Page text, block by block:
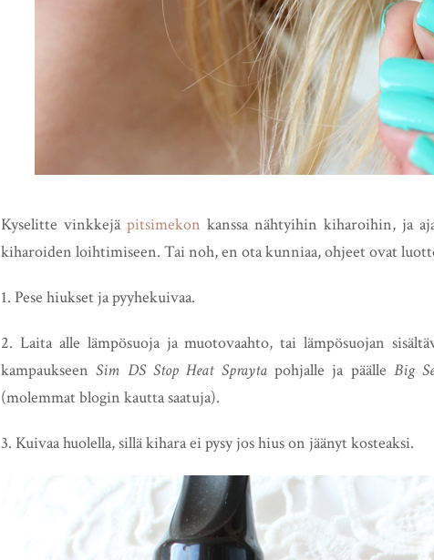
Kyselitte vinkkejä pitsimekon kanssa nähtyihin kiharoihin, ja
kiharoiden loihtimiseen. Tai noh, en ota kunniaa, ohjeet ovat
1. Pese hiukset ja pyyhekuivaa.
2. Laita alle lämpösuoja ja muotovaahto, tai lämpösuojan
kampaukseenSim DS Stop Heat Spraytapohjalle ja päälle Big
(molemmat blogin kautta saatuja).
3. Kuivaa huolella, sillä kihara ei pysy jos hius on jäänyt kosteaksi.